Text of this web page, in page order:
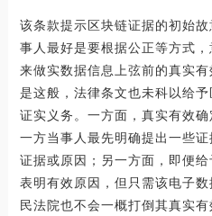
该条款提示区块链证据的初始
事人最好是要根据公正等方式，
来做实数据信息上弦前的真实
是这般，法律条文也未科以给
证实义务。一方面，真实有效
一方当事人最先明确提出一些
证据或原因；另一方面，即便
表明有效原因，但只需该电子
民法院也不会一概打倒其真实有